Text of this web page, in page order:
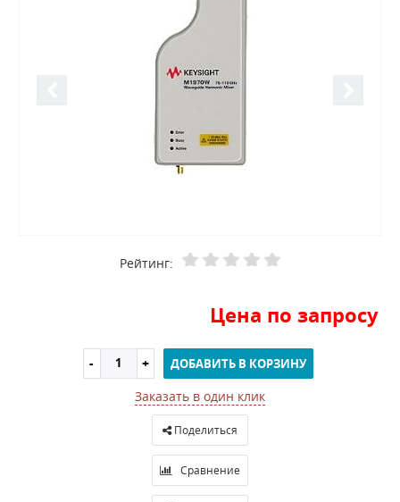
Рейтинг:
Цена по запросу
ДОБАВИТЬ В КОРЗИНУ
Заказать в один клик
Поделиться
Сравнение